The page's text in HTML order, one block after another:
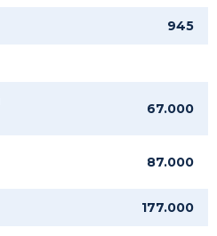
945
67.000
87.000
177.000